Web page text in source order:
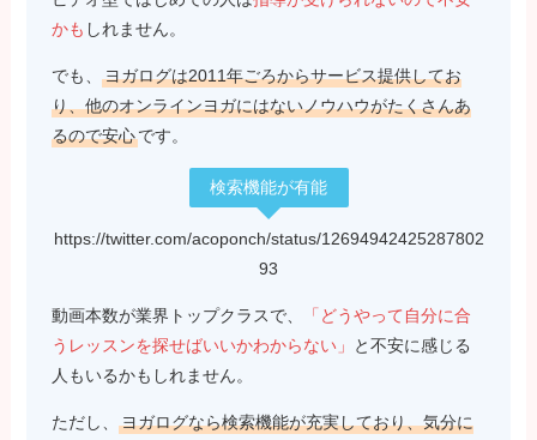
かも しれません。
でも、ヨガログは2011年ごろからサービス提供してお
り、他のオンラインヨガにはないノウハウがたくさんあ
るので安心です。
検索機能が有能
https://twitter.com/acoponch/status/12694942425287802
93
動画本数が業界トップクラスで、
「どうやって自分に合
うレッスンを探せばいいかわからない」
と不安に感じる
人もいるかもしれません。
ただし、ヨガログなら検索機能が充実しており、気分に